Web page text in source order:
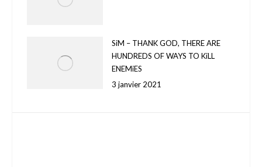
SiM – THANK GOD, THERE ARE
HUNDREDS OF WAYS TO KiLL
ENEMiES
3 janvier 2021